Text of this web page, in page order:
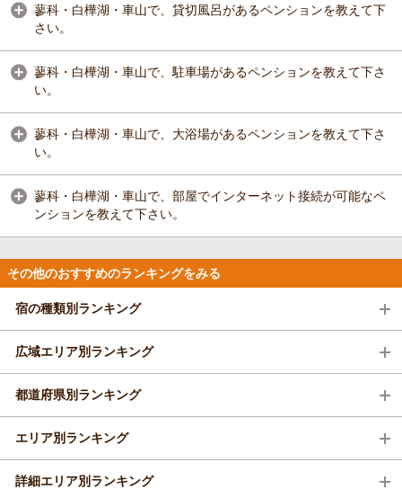
蓼科・白樺湖・車山で、貸切風呂があるペンションを教えて下
さい。
蓼科・白樺湖・車山で、駐車場があるペンションを教えて下さ
い。
蓼科・白樺湖・車山で、大浴場があるペンションを教えて下さ
い。
蓼科・白樺湖・車山で、部屋でインターネット接続が可能なペ
ンションを教えて下さい。
その他のおすすめのランキングをみる
宿の種類別ランキング
広域エリア別ランキング
都道府県別ランキング
エリア別ランキング
詳細エリア別ランキング